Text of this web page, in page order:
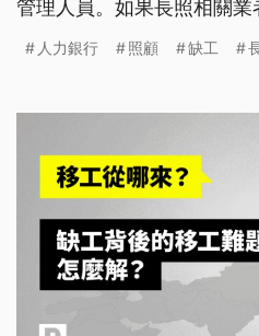
管理人員。如果長照相關
希望政府能導入科技設備
產業。
人力銀行 照顧 缺工